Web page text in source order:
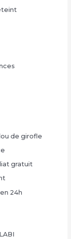
de girofle
gratuit
24h